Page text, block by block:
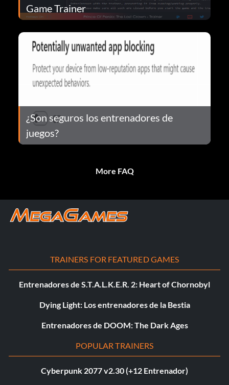
Game Trainer
¿Son seguros los entrenadores de
juegos?
More FAQ
TRAINERS FOR FEATURED GAMES
Entrenadores de S.T.A.L.K.E.R. 2: Heart of Chornobyl
Dying Light: Los entrenadores de la Bestia
Entrenadores de DOOM: The Dark Ages
POPULAR TRAINERS
Cyberpunk 2077 v2.30 (+12 Entrenador)